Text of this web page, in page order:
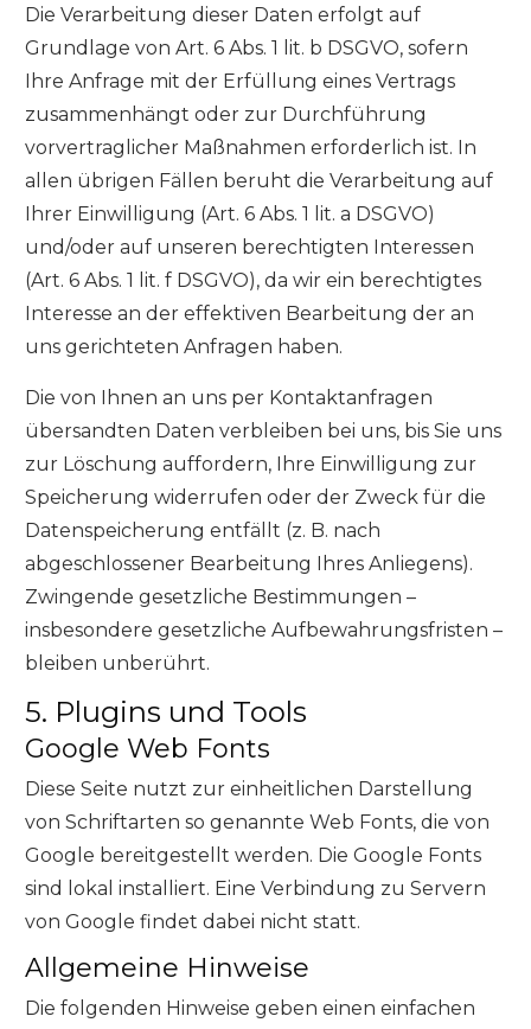
Die Verarbeitung dieser Daten erfolgt auf
Grundlage von Art. 6 Abs. 1 lit. b DSGVO, sofern
Ihre Anfrage mit der Erfüllung eines Vertrags
zusammenhängt oder zur Durchführung
vorvertraglicher Maßnahmen erforderlich ist. In
allen übrigen Fällen beruht die Verarbeitung auf
Ihrer Einwilligung (Art. 6 Abs. 1 lit. a DSGVO)
und/oder auf unseren berechtigten Interessen
(Art. 6 Abs. 1 lit. f DSGVO), da wir ein berechtigtes
Interesse an der effektiven Bearbeitung der an
uns gerichteten Anfragen haben.
Die von Ihnen an uns per Kontaktanfragen
übersandten Daten verbleiben bei uns, bis Sie uns
zur Löschung auffordern, Ihre Einwilligung zur
Speicherung widerrufen oder der Zweck für die
Datenspeicherung entfällt (z. B. nach
abgeschlossener Bearbeitung Ihres Anliegens).
Zwingende gesetzliche Bestimmungen –
insbesondere gesetzliche Aufbewahrungsfristen –
bleiben unberührt.
5. Plugins und Tools
Google Web Fonts
Diese Seite nutzt zur einheitlichen Darstellung
von Schriftarten so genannte Web Fonts, die von
Google bereitgestellt werden. Die Google Fonts
sind lokal installiert. Eine Verbindung zu Servern
von Google findet dabei nicht statt.
Allgemeine Hinweise
Die folgenden Hinweise geben einen einfachen